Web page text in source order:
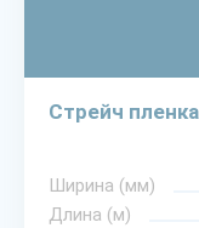
Стрейч
Ширина (мм)
Длина (м)